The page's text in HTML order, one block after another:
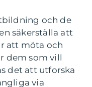
och de
säkerställa att
att möta och
dem som vill
det att utforska
via